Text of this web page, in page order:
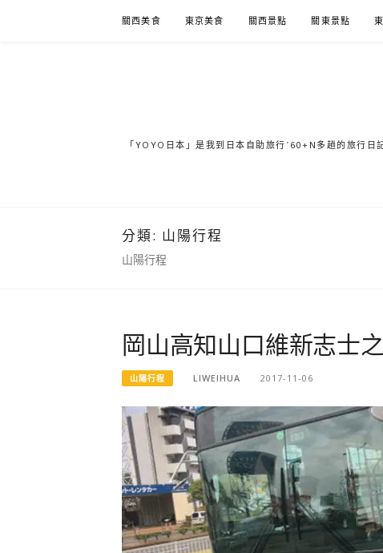
關西美食 東京美食 關西景點 關東景點
「YOYO日本」是我到日本自助旅行ˊ60+N多趟的旅行
分類: 山陽行程
山陽行程
岡山高知山口維新志士
山陽行程 LIWEIHUA 2017-11-06